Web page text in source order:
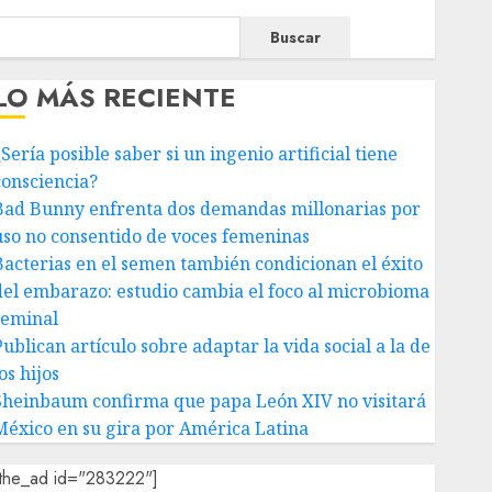
Buscar
MÁS RECIENTE
posible saber si un ingenio artificial tiene
Bunny enfrenta dos demandas millonarias por
no consentido de voces femeninas
en el semen también condicionan el éxito
embarazo: estudio cambia el foco al microbioma
artículo sobre adaptar la vida social a la de
hijos
confirma que papa León XIV no visitará
en su gira por América Latina
id="283222"]